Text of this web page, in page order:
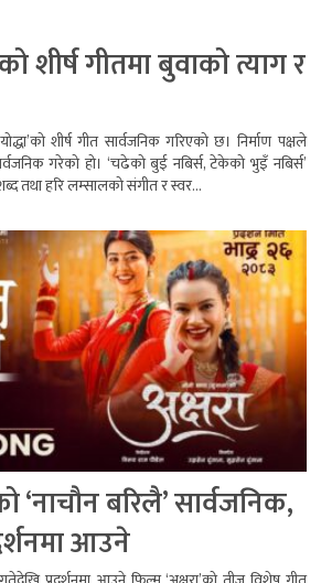
शीर्ष गीतमा बुवाको त्याग र
शीर्ष गीत सार्वजनिक गरिएको छ। निर्माण पक्षले
गरेको हो। ‘चढेको बुई नबिर्स, टेकेको भुइँ नबिर्स’
तथा हरि लम्सालको संगीत र स्वर...
‘नाचौन बरिलै’ सार्वजनिक,
आउने